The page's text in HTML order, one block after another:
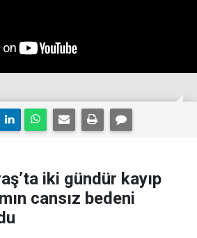
iki gündür kayıp
cansız bedeni